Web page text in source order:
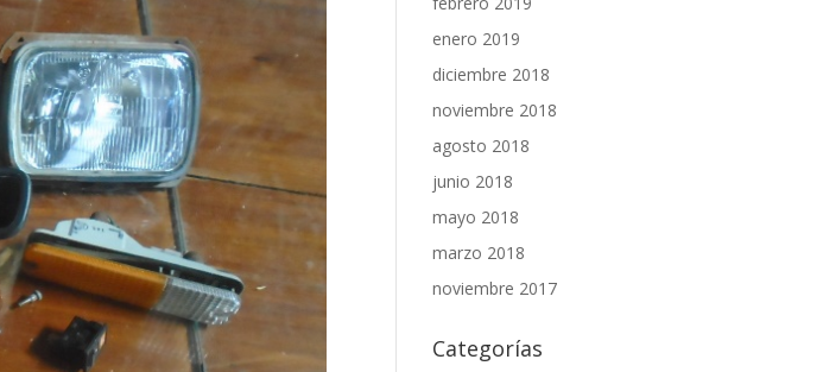
enero 2019
diciembre 2018
noviembre 2018
agosto 2018
junio 2018
mayo 2018
marzo 2018
noviembre 2017
Categorías